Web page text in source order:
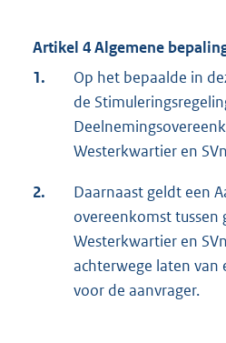
Artikel 4 Algemene
1.
Op het bepaalde in
de
Westerkwartier en
2.
Daarnaast geldt een
overeenkomst tussen
Westerkwartier en
achterwege laten van
voor de aanvrager.